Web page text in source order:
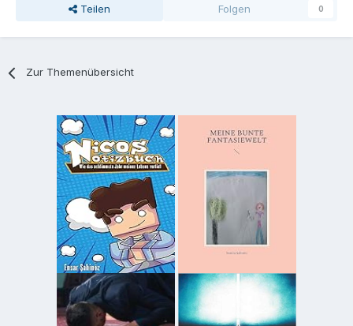
Teilen Folgen 0
Zur Themenübersicht